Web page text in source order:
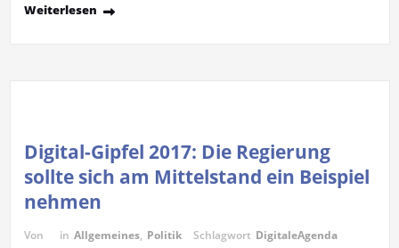
Weiterlesen
Digital-Gipfel 2017: Die Regierung
sollte sich am Mittelstand ein Beispiel
nehmen
Von in Allgemeines, Politik Schlagwort DigitaleAgenda